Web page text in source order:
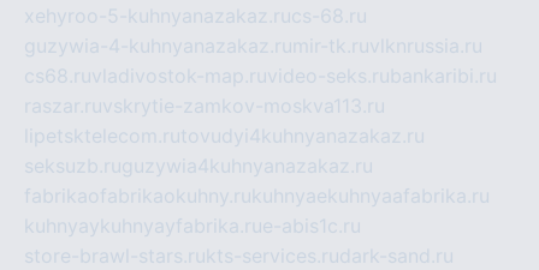
xehyroo-5-kuhnyanazakaz.rucs-68.ru
guzywia-4-kuhnyanazakaz.ru mir-tk.ruvlknrussia.ru
cs68.ruvladivostok-map.ruvideo-seks.rubankaribi.ru
raszar.ruvskrytie-zamkov-moskva113.ru
lipetsktelecom.rutovudyi4kuhnyanazakaz.ru
seksuzb.ruguzywia4kuhnyanazakaz.ru
fabrikaofabrikaokuhny.rukuhnyaekuhnyaafabrika.ru
kuhnyaykuhnyayfabrika.rue-abis1c.ru
store-brawl-stars.rukts-services.rudark-sand.ru